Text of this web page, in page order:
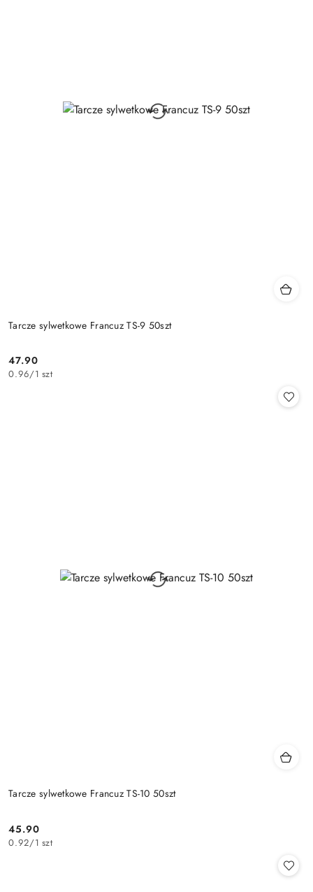
Tarcze sylwetkowe Francuz TS-9 50szt
Cena:
47.90
0.96/1 szt
Tarcze sylwetkowe Francuz TS-10 50szt
Cena:
45.90
0.92/1 szt